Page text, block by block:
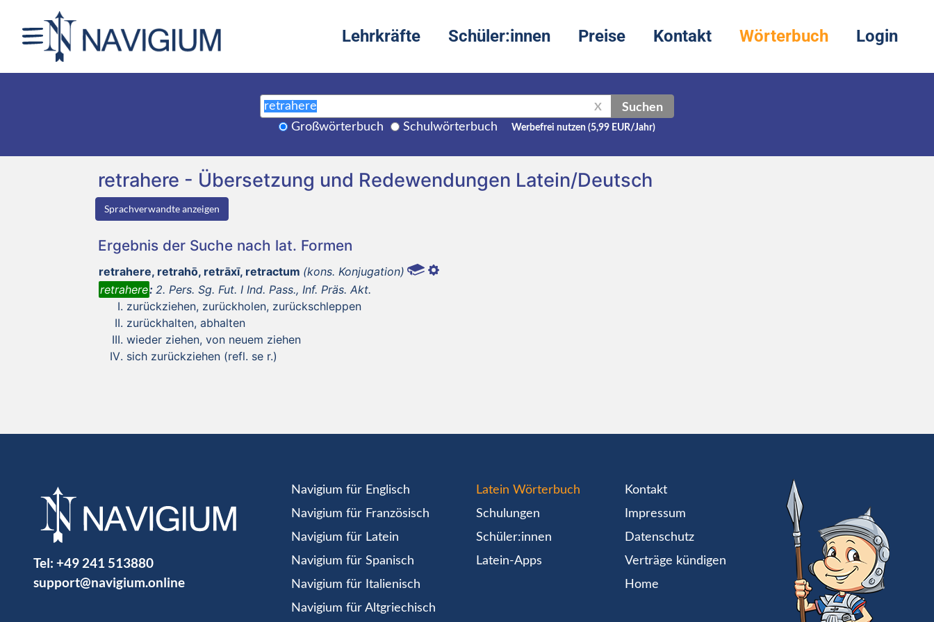
Lehrkräfte Schüler:innen Preise Kontakt Wörterbuch Login
X Suchen
Großwörterbuch Schulwörterbuch Werbefrei nutzen (5,99 EUR/Jahr)
retrahere - Übersetzung und Redewendungen Latein/Deutsch
Sprachverwandte anzeigen
Ergebnis der Suche nach lat. Formen
retrahere, retrahō, retrāxī, retractum (kons. Konjugation)
retrahere: 2. Pers. Sg. Fut. I Ind. Pass., Inf. Präs. Akt.
zurückziehen, zurückholen, zurückschleppen
zurückhalten, abhalten
wieder ziehen, von neuem ziehen
sich zurückziehen (refl. se r.)
Tel: +49 241 513880
support@navigium.online
Navigium für Englisch
Navigium für Französisch
Navigium für Latein
Navigium für Spanisch
Navigium für Italienisch
Navigium für Altgriechisch
Latein Wörterbuch
Schulungen
Schüler:innen
Latein-Apps
Kontakt
Impressum
Datenschutz
Verträge kündigen
Home